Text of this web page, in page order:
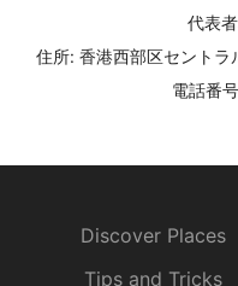
代表
住所: 香港西部区セント
電話番
Discover Places
Tips and Tricks